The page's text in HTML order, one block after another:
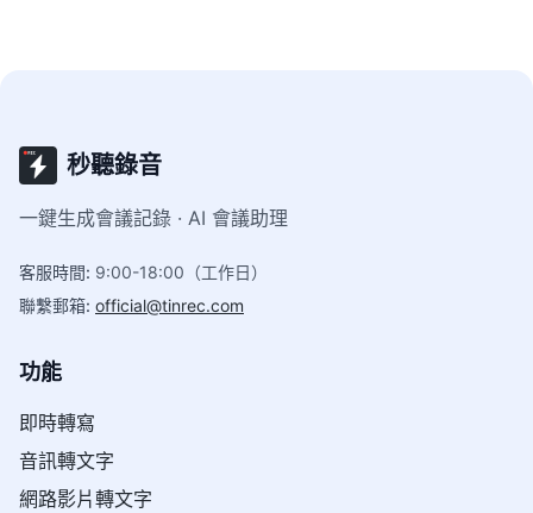
秒聽錄音
一鍵生成會議記錄 · AI 會議助理
客服時間: 9:00-18:00（工作日）
聯繫郵箱: official@tinrec.com
功能
即時轉寫
音訊轉文字
網路影片轉文字